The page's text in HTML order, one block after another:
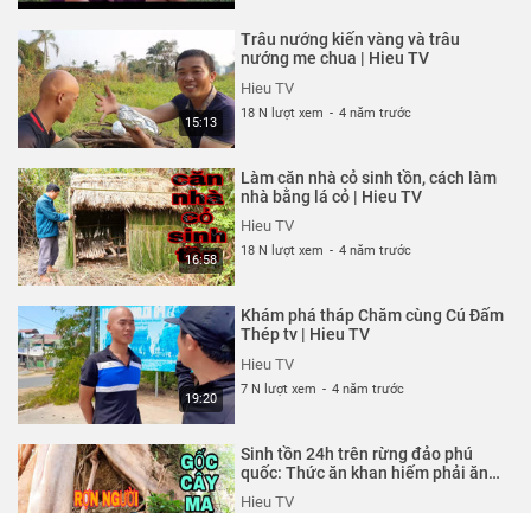
15:13
Trâu nướng kiến vàng và trâu
nướng me chua | Hieu TV
Hieu TV
18 N lượt xem - 4 năm trước
16:58
Làm căn nhà cỏ sinh tồn, cách làm
nhà bằng lá cỏ | Hieu TV
Hieu TV
18 N lượt xem - 4 năm trước
19:20
Khám phá tháp Chăm cùng Cú Đấm
Thép tv | Hieu TV
Hieu TV
7 N lượt xem - 4 năm trước
Sinh tồn 24h trên rừng đảo phú
quốc: Thức ăn khan hiếm phải ăn
cây rừng rau rừng | Hieu TV
Hieu TV